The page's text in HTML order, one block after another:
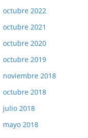
octubre 2022
octubre 2021
octubre 2020
octubre 2019
noviembre 2018
octubre 2018
julio 2018
mayo 2018